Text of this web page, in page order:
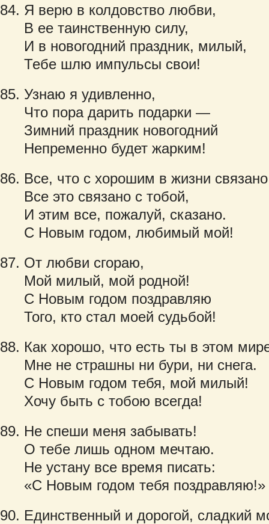
Я верю в колдовство любви,
В ее таинственную силу,
И в новогодний праздник, милый,
Тебе шлю импульсы свои!
Узнаю я удивленно,
Что пора дарить подарки —
Зимний праздник новогодний
Непременно будет жарким!
Все, что с хорошим в жизни
Все это связано с тобой,
И этим все, пожалуй, сказано.
С Новым годом, любимый мой!
От любви сгораю,
Мой милый, мой родной!
С Новым годом поздравляю
Того, кто стал моей судьбой!
Как хорошо, что есть ты в этом
Мне не страшны ни бури, ни снега.
С Новым годом тебя, мой милый!
Хочу быть с тобою всегда!
Не спеши меня забывать!
О тебе лишь одном мечтаю.
Не устану все время писать:
«С Новым годом тебя поздравляю!»
Единственный и дорогой, сладкий